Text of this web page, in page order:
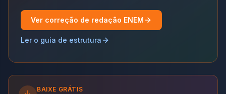
Ver correção de redação ENEM
Ler o guia de estrutura
BAIXE GRÁTIS